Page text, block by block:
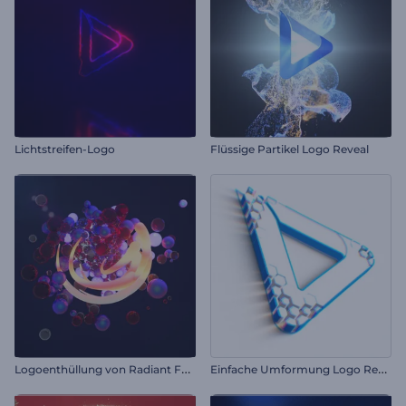
Lichtstreifen-Logo Flüssige Partikel Logo Reveal
L
ogoenthüllung von Radiant Forms E
infache Umformung Logo Reveal